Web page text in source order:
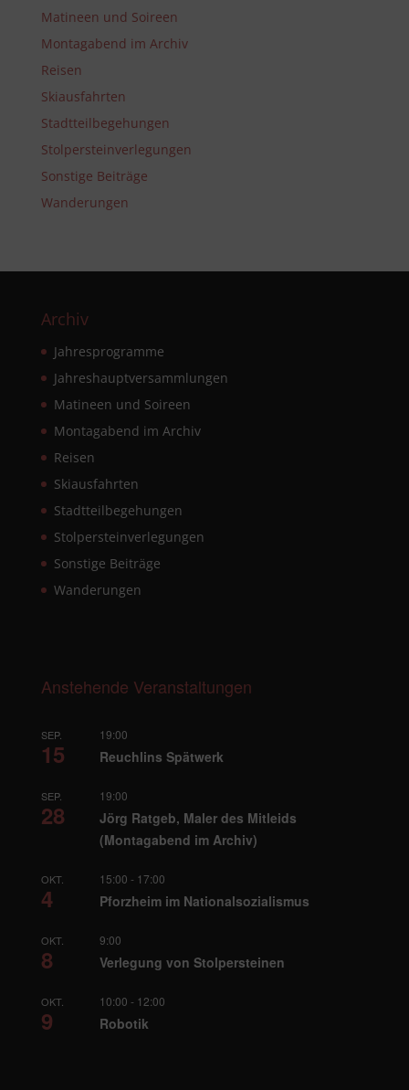
Matineen und Soireen
Montagabend im Archiv
Reisen
Skiausfahrten
Stadtteilbegehungen
Stolpersteinverlegungen
Sonstige Beiträge
Wanderungen
Archiv
Jahresprogramme
Jahreshauptversammlungen
Matineen und Soireen
Montagabend im Archiv
Reisen
Skiausfahrten
Stadtteilbegehungen
Stolpersteinverlegungen
Sonstige Beiträge
Wanderungen
Anstehende Veranstaltungen
SEP.
15
19:00
Reuchlins Spätwerk
SEP.
28
19:00
Jörg Ratgeb, Maler des Mitleids
(Montagabend im Archiv)
OKT.
4
15:00 - 17:00
Pforzheim im Nationalsozialismus
OKT.
8
9:00
Verlegung von Stolpersteinen
OKT.
9
10:00 - 12:00
Robotik